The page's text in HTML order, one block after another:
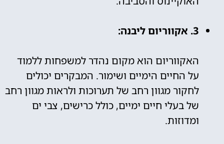
3. אקווריום ליבנה:
האקווריום הוא מקום נהדר למשפחות ללמוד
על החיים הימיים ושימור. המבקרים יכולים
לחקור מגוון רחב של תערוכות ולראות מגוון רחב
של בעלי חיים ימיים, כולל כרישים, צבי ים
ומדוזות.